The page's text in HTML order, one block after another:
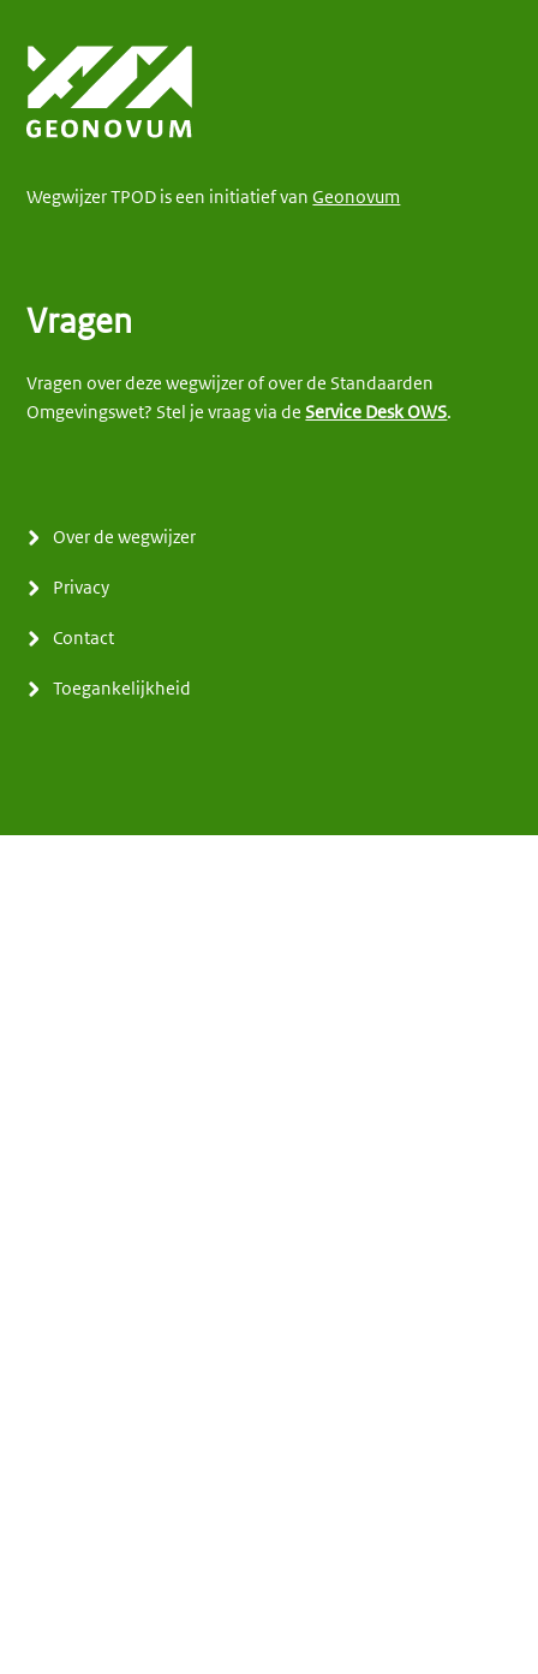
Wegwijzer TPOD is een initiatief vanGeonovum
Vragen
Vragen over deze wegwijzer of over de Standaarden
Omgevingswet? Stel je vraag via deService Desk OWS.
Over de wegwijzer
Privacy
Contact
Toegankelijkheid